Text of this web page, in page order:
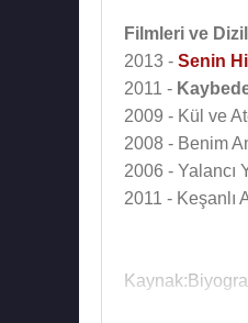
Filmleri ve
2013 - Senin
2011 -
2009 - Kül ve
2008 - Benim
2006 - Yalancı
2011 - Keşanlı